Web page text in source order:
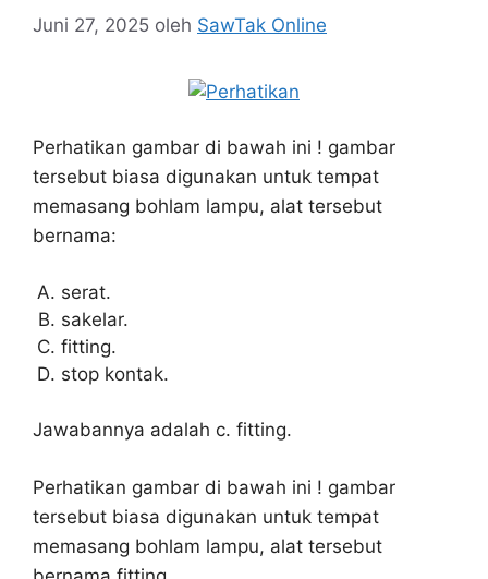
Juni 27, 2025 oleh SawTak Online
Perhatikan gambar di bawah ini ! gambar
tersebut biasa digunakan untuk tempat
memasang bohlam lampu, alat tersebut
bernama:
serat.
sakelar.
fitting.
stop kontak.
Jawabannya adalah c. fitting.
Perhatikan gambar di bawah ini ! gambar
tersebut biasa digunakan untuk tempat
memasang bohlam lampu, alat tersebut